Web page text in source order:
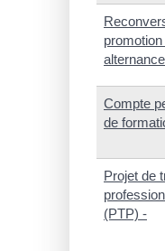
Compte
de
Projet de
(PTP) -